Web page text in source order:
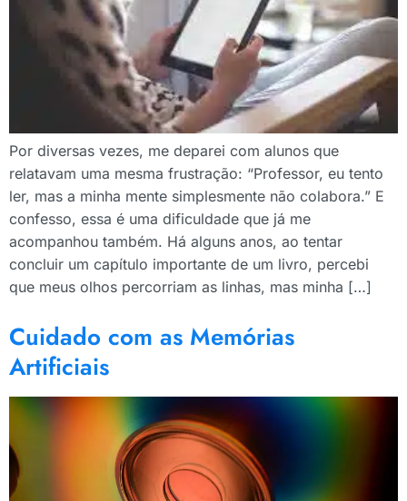
Por diversas vezes, me deparei com alunos que
relatavam uma mesma frustração: “Professor, eu tento
ler, mas a minha mente simplesmente não colabora.” E
confesso, essa é uma dificuldade que já me
acompanhou também. Há alguns anos, ao tentar
concluir um capítulo importante de um livro, percebi
que meus olhos percorriam as linhas, mas minha […]
Cuidado com as Memórias
Artificiais